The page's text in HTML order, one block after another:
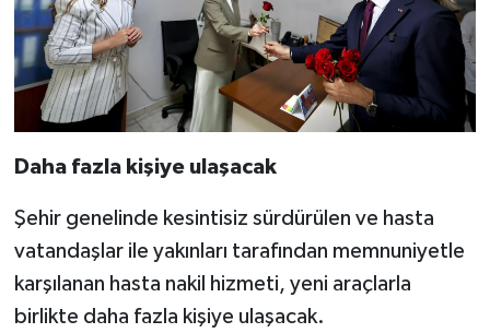
Daha fazla kişiye ulaşacak
Şehir genelinde kesintisiz sürdürülen ve hasta
vatandaşlar ile yakınları tarafından memnuniyetle
karşılanan hasta nakil hizmeti, yeni araçlarla
birlikte daha fazla kişiye ulaşacak.